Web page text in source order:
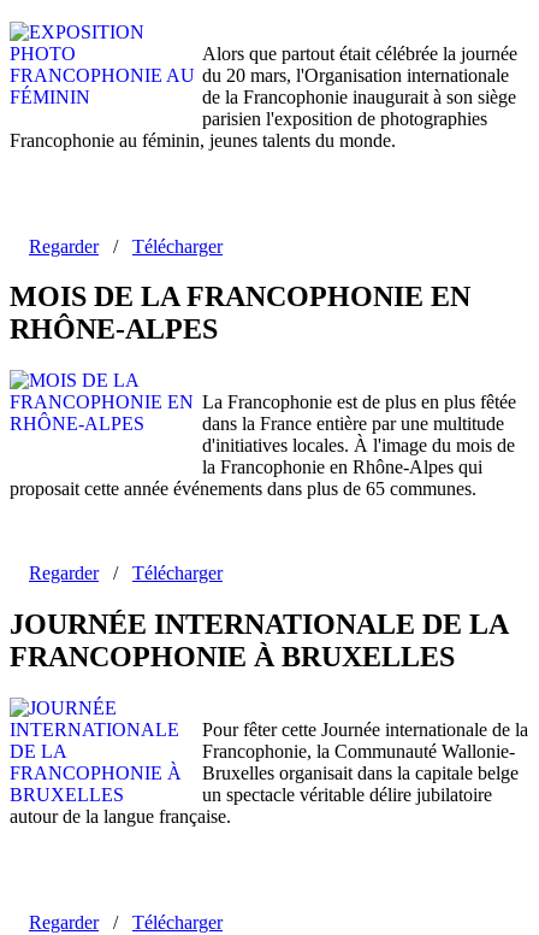
Alors que partout était célébrée la journée
du 20 mars, l'Organisation internationale
de la Francophonie inaugurait à son siège
parisien l'exposition de photographies
Francophonie au féminin, jeunes talents du monde.
Regarder/ Télécharger
MOIS DE LA FRANCOPHONIE EN
RHÔNE-ALPES
La Francophonie est de plus en plus fêtée
dans la France entière par une multitude
d'initiatives locales. À l'image du mois de
la Francophonie en Rhône-Alpes qui
proposait cette année événements dans plus de 65 communes.
Regarder/ Télécharger
JOURNÉE INTERNATIONALE DE LA
FRANCOPHONIE À BRUXELLES
Pour fêter cette Journée internationale de la
Francophonie, la Communauté Wallonie-
Bruxelles organisait dans la capitale belge
un spectacle véritable délire jubilatoire
autour de la langue française.
Regarder/ Télécharger